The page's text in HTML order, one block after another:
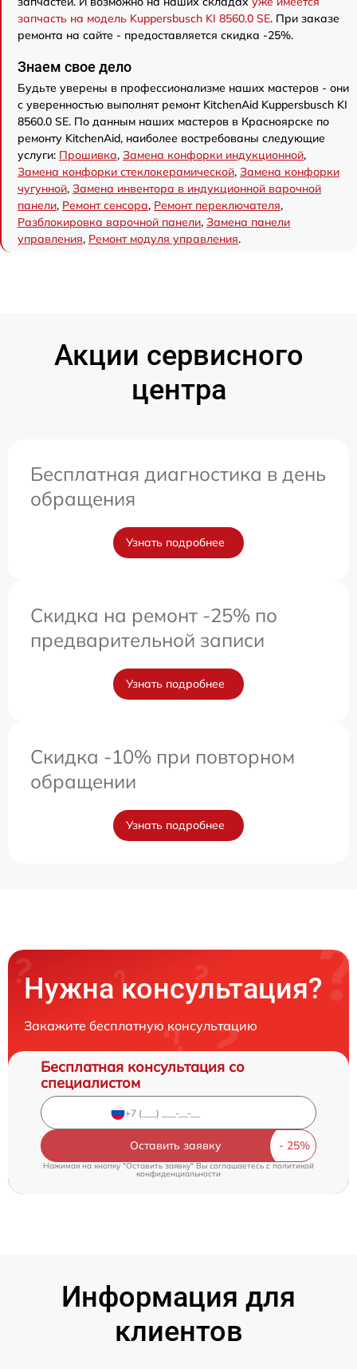
запчасть на модель Kuppersbusch KI 8560.0 SE. При заказе
ремонта на сайте - предоставляется скидка -25%.
Знаем свое дело
Будьте уверены в профессионализме наших мастеров - они
с уверенностью выполнят ремонт KitchenAid Kuppersbusch KI
8560.0 SE. По данным наших мастеров в Красноярске по
ремонту KitchenAid, наиболее востребованы следующие
услуги: Прошивка, Замена конфорки индукционной,
Замена конфорки стеклокерамической, Замена конфорки
чугунной, Замена инвентора в индукционной варочной
панели, Ремонт сенсора, Ремонт переключателя,
Разблокировка варочной панели, Замена панели
управления, Ремонт модуля управления.
Акции сервисного
центра
Бесплатная диагностика в день
обращения
Узнать подробнее
Скидка на ремонт -25% по
предварительной записи
Узнать подробнее
Скидка -10% при повторном
обращении
Узнать подробнее
Нужна консультация?
Закажите бесплатную консультацию
Бесплатная консультация со
специалистом
Оставить заявку
Нажимая на кнопку "Оставить заявку" Вы соглашаетесь cполитикой
конфиденциальности
Информация для
клиентов